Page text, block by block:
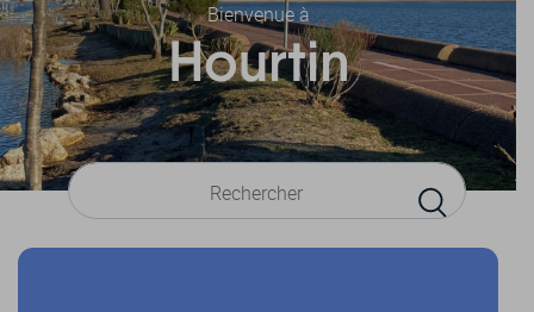
Bienvenue à
Hourtin